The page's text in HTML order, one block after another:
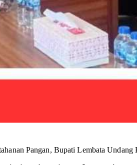
Pangan, Bupati Lembata